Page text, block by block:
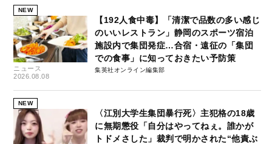
NEW
ニュース
2026.08.08
【192人食中毒】「清潔で品数の多い感じ
のいいレストラン」静岡のスポーツ宿泊
施設内で集団発症…合宿・遠征の「集団
での食事」に知っておきたい予防策
集英社オンライン編集部
NEW
〈江別大学生集団暴行死〉主犯格の18歳
に無期懲役「自分はやってねぇ。誰かが
トドメさした」裁判で明かされた“他責ぶ